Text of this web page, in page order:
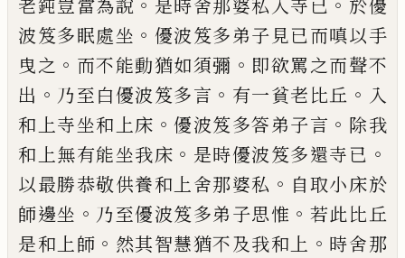
老鈍豈當為說
是時舍那婆私 入寺已
於優
波笈多眠處坐 。 優波笈多弟子 見已而嗔以手
曳之 。 而不能動猶如須彌 。 即欲罵之而聲不
出 。 乃至白優波笈多言 。 有一貧老比丘 。 入
和上寺坐和上床 。優波笈多答弟子言 。 除我
和上無有能坐我床 。 是時優波笈多還寺已 。
以最勝恭敬供養和上舍那婆私 。 自取小床於
師邊坐 。 乃至優波笈多弟子思惟 。 若此比丘
是和上師 。 然其智慧猶不及我和上 。 時舍那